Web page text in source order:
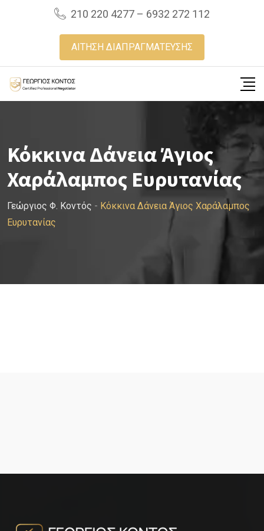
210 220 4277 – 6932 272 112
ΑΙΤΗΣΗ ΔΙΑΠΡΑΓΜΑΤΕΥΣΗΣ
Κόκκινα Δάνεια Άγιος
Χαράλαμπος Ευρυτανίας
Γεώργιος Φ. Κοντός - Κόκκινα Δάνεια Άγιος Χαράλαμπος
Ευρυτανίας